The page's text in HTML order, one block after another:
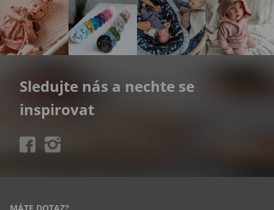
Sledujte nás a nechte se
inspirovat